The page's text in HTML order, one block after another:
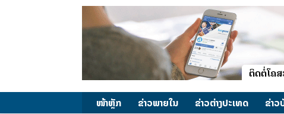
ໜ້າຫຼັກ ຂ່າວພາຍ​ໃນ ຂ່າວຕ່າງປະເທດ ຂ່າວ